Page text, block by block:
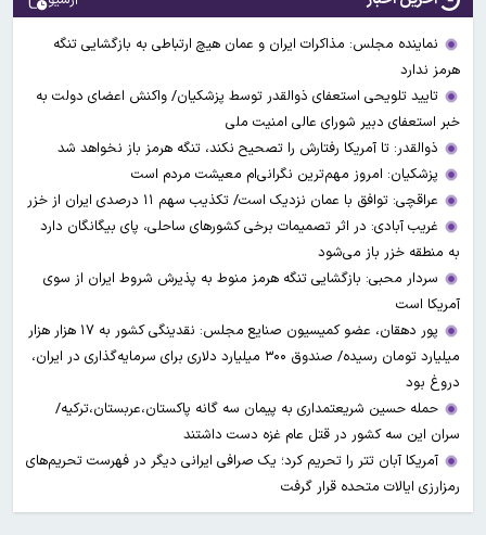
نماینده مجلس: مذاکرات ایران و عمان هیچ ارتباطی به بازگشایی تنگه
هرمز ندارد
تایید تلویحی استعفای ذوالقدر توسط پزشکیان/ واکنش اعضای دولت به
خبر استعفای دبیر شورای عالی امنیت ملی
ذوالقدر: تا آمریکا رفتارش را تصحیح نکند، تنگه هرمز باز نخواهد شد
پزشکیان: امروز مهم‌ترین نگرانی‌ام معیشت مردم است
عراقچی: توافق با عمان نزدیک است/ تکذیب سهم ۱۱ درصدی ایران از خزر
غریب آبادی: در اثر تصمیمات برخی کشورهای ساحلی، پای بیگانگان دارد
به منطقه خزر باز می‌شود
سردار محبی: بازگشایی تنگه هرمز منوط به پذیرش شروط ایران از سوی
آمریکا است
پور دهقان، عضو کمیسیون صنایع مجلس: نقدینگی کشور به ۱۷ هزار هزار
میلیارد تومان رسیده/ صندوق ۳۰۰ میلیارد دلاری برای سرمایه‌گذاری در ایران،
دروغ بود
حمله حسین شریعتمداری به پیمان سه گانه پاکستان،عربستان،ترکیه/
سران این سه کشور در قتل عام غزه دست داشتند
آمریکا آبان تتر را تحریم کرد؛ یک صرافی ایرانی دیگر در فهرست تحریم‌های
رمزارزی ایالات متحده قرار گرفت